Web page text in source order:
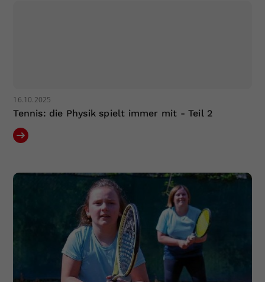
16.10.2025
Tennis: die Physik spielt immer mit - Teil 2